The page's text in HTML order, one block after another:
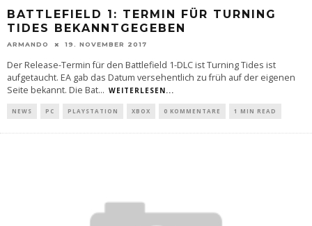
BATTLEFIELD 1: TERMIN FÜR TURNING
TIDES BEKANNTGEGEBEN
ARMANDO 19. NOVEMBER 2017
Der Release-Termin für den Battlefield 1-DLC ist Turning Tides ist
aufgetaucht. EA gab das Datum versehentlich zu früh auf der eigenen
Seite bekannt. Die Bat... WEITERLESEN...
NEWS PC PLAYSTATION XBOX 0 KOMMENTARE 1 MIN READ